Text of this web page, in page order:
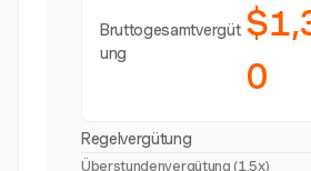
Bruttogesamtvergüt
ung
0
Regelvergütung
Überstundenvergütung (1.5x)